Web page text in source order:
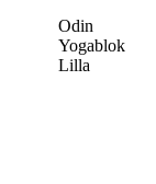
Odin
Yogablok
Lilla